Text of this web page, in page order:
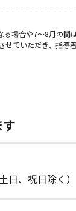
場合や7～8月の間
ていただき、指導者
日、祝日除く）